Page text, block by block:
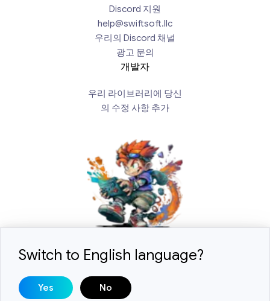
Discord 지원
help@swiftsoft.llc
우리의 Discord 채널
광고 문의
개발자
우리 라이브러리에 당신
의 수정 사항 추가
2018-2026 © ExLoader. 모든 권리 보유. 설계 및 개발
SwiftSoft LLC.DMCA / 저작권 문의:
Switch to English language?
Yes No